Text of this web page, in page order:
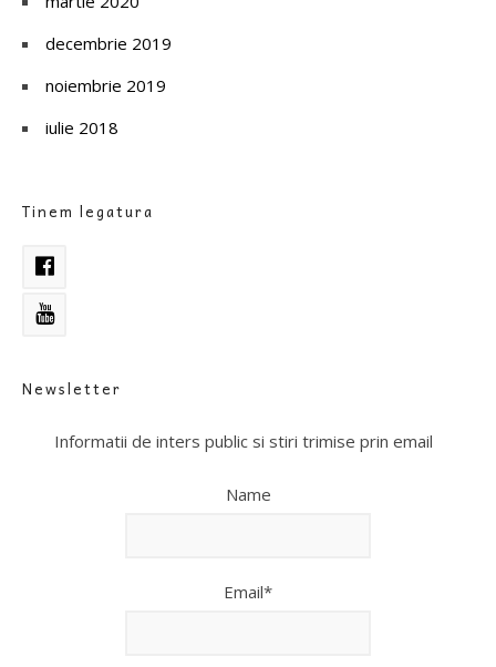
decembrie 2019
noiembrie 2019
iulie 2018
Tinem legatura
Newsletter
Informatii de inters public si stiri trimise prin email
Name
Email*